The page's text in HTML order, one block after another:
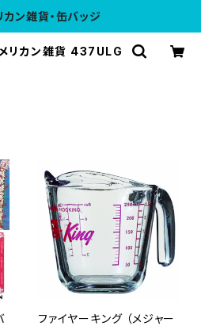
カン雑貨・缶バッジ
リカン雑貨 437ULG
ファイヤーキング （メジャー